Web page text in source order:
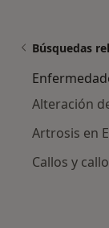
Búsquedas
Alteración
Artrosis en
Callos y